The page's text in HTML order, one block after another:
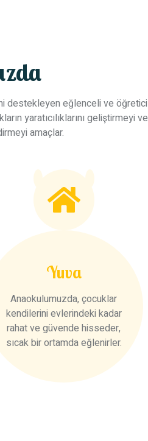
destekleyen eğlenceli ve öğretici
yaratıcılıklarını geliştirmeyi ve
amaçlar.
Yuva
Anaokulumuzda, çocuklar
kendilerini evlerindeki kadar
rahat ve güvende hisseder,
sıcak bir ortamda eğlenirler.